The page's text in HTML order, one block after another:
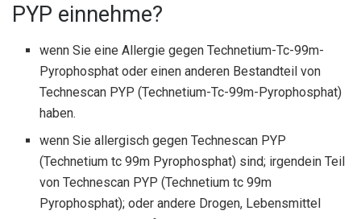
PYP einnehme?
wenn Sie eine Allergie gegen Technetium-Tc-99m-
Pyrophosphat oder einen anderen Bestandteil von
Technescan PYP (Technetium-Tc-99m-Pyrophosphat)
haben.
wenn Sie allergisch gegen Technescan PYP
(Technetium tc 99m Pyrophosphat) sind; irgendein Teil
von Technescan PYP (Technetium tc 99m
Pyrophosphat); oder andere Drogen, Lebensmittel